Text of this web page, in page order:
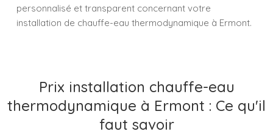
personnalisé et transparent concernant votre
installation de chauffe-eau thermodynamique à Ermont.
Prix installation chauffe-eau
thermodynamique à Ermont : Ce qu'il
faut savoir